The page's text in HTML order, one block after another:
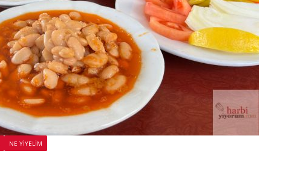
NE YİYELİM